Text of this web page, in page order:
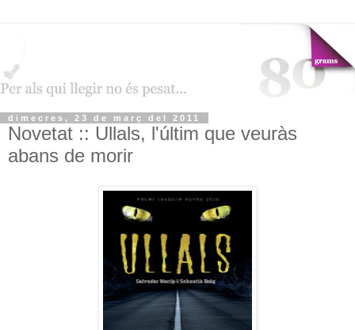
dimecres, 23 de març del 2011
Novetat :: Ullals, l'últim que veuràs
abans de morir